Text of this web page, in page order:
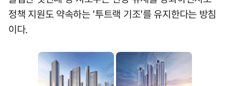
정책 지원도 약속하는 '투트랙 기조'를 유지한다는 방침
이다.